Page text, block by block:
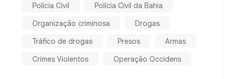
Polícia Civil
Polícia Civil da Bahia
Organização criminosa
Drogas
Tráfico de drogas
Presos
Armas
Crimes Violentos
Operação Occidens